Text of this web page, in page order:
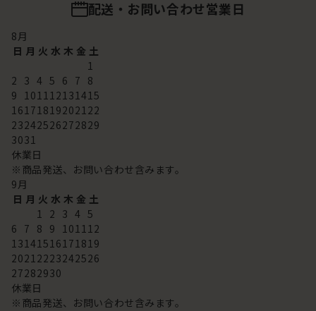
配送・お問い合わせ営業日
8月
日 月 火 水 木 金 土
1
2 3 4 5 6 7 8
9 101112131415
16171819202122
23242526272829
3031
休業日
※商品発送、お問い合わせ含みます。
9月
日 月 火 水 木 金 土
1 2 3 4 5
6 7 8 9 101112
13141516171819
20212223242526
27282930
休業日
※商品発送、お問い合わせ含みます。